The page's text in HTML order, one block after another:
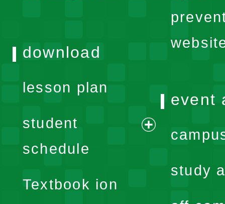
download
lesson plan
student
schedule
expand
menu
Textbook ion
event
study